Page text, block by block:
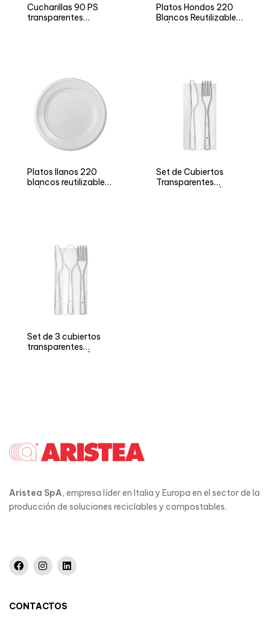
Cucharillas 90 PS
transparentes
Platos Hondos 220
Blancos Reutilizables
Platos llanos 220
blancos reutilizables
Set de Cubiertos
Transparentes
Set de 3 cubiertos
transparentes
Aristea SpA, empresa líder en Italia y Europa en el sector de la
producción de soluciones reciclables y compostables.
CONTACTOS